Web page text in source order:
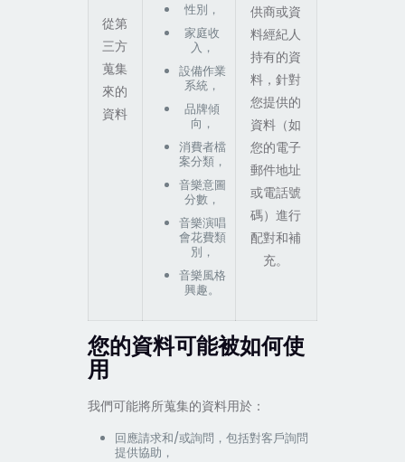
從第
三方
蒐集
來的
資料
性別，
家庭收
入，
設備作業
系統，
品牌傾
向，
消費者檔
案分類，
音樂意圖
分數，
音樂演唱
會花費類
別，
音樂風格
興趣。
供商或資
料經紀人
持有的資
料，針對
您提供的
資料（如
您的電子
郵件地址
或電話號
碼）進行
配對和補
充。
您的資料可能被如何使
用
我們可能將所蒐集的資料用於：
回應請求和/或詢問，包括對客戶詢問
提供協助，